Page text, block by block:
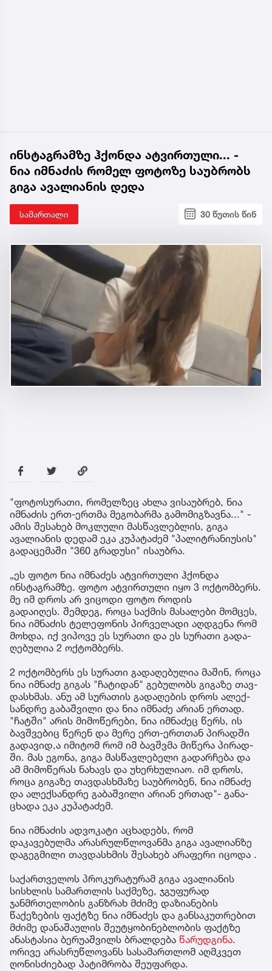
ინსტაგრამზე ჰქონდა ატვირთული... -
ნია იმნაძის რომელ ფოტოზე საუბრობს
გიგა ავალიანის დედა
სამართალი 30 წუთის წინ
"ფოტოსურათი, რომელზეც ახლა ვისაუბრებ, ნია
იმნაძის ერთ-ერთმა მეგობარმა გამომიგზავნა..." -
ამის შესახებ მოკლული მასწავლებლის, გიგა
ავალიანის დედამ ეკა კუპატაძემ "პალიტრანიუსის"
გადაცემაში "360 გრადუსი" ისაუბრა.
„ეს ფოტო ნია იმნაძეს ატვირთული ჰქონდა
ინსტაგრამზე. ფოტო ატვირთული იყო 3 ოქტომბერს.
მე იმ დროს არ ვიცოდი ფოტო როდის
გადაიღეს. შემ­დეგ, როცა საქ­მის მა­სა­ლე­ბი მომ­ცეს,
ნია იმ­ნა­ძის ტე­ლე­ფო­ნის პირ­ვე­ლა­დი აღ­დგე­ნა რომ
მოხ­და, იქ ვი­პო­ვე ეს სუ­რა­თი და ეს სუ­რა­თი გა­და­
ღე­ბუ­ლია 2 ოქ­ტომ­ბერს.
2 ოქ­ტომ­ბერს ეს სუ­რა­თი გა­და­ღე­ბუ­ლია მა­შინ, როცა
ნია იმ­ნა­ძე გი­გას "ჩა­ტი­დან" გე­ბუ­ლობს გი­გა­ზე თავ­
დას­ხმას. ანუ ამ სუ­რა­თის გა­და­ღე­ბის დროს ალექ­
სან­დრე გა­ბაშ­ვი­ლი და ნია იმ­ნა­ძე არი­ან ერ­თად.
"ჩატ­ში" არის მი­მო­წე­რე­ბი, ნია იმ­ნა­ძეც წერს, ის
ბავ­შვე­ბიც წე­რენ და მერე ერთ-ერ­თთან პი­რად­ში
გა­და­ვი­დ,ა იმი­ტომ რომ იმ ბავ­შვმა მი­წე­რა პი­რად­
ში. მას ეგო­ნა, გიგა მას­წავ­ლე­ბე­ლი გა­დარ­ჩე­ბა და
ამ მი­მო­წე­რას ნა­ხავს და უხერ­ხუ­ლი­აო. იმ დროს,
როცა გი­გა­ზე თავ­დას­ხმა­ზე სა­უბ­რო­ბენ, ნია იმ­ნა­ძე
და ალექ­სან­დრე გა­ბაშ­ვი­ლი არი­ან ერ­თად"- გა­ნა­
ცხა­და ეკა კუ­პა­ტა­ძემ.
ნია იმნაძის ადვოკატი აცხადებს, რომ
დაკავებულმა არასრულწლოვანმა გიგა ავალიანზე
დაგეგმილი თავდასხმის შესახებ არაფერი იცოდა .
საქართველოს პროკურატურამ გიგა ავალიანის
სისხლის სამართლის საქმეზე, ჯგუფურად
ჯანმრთელობის განზრახ მძიმე დაზიანების
წაქეზების ფაქტზე ნია იმნაძეს და განსაკუთრებით
მძიმე დანაშაულის შეუტყობინებლობის ფაქტზე
ანასტასია ბერუაშვილს ბრალდება წარუდგინა.
ორივე არასრუწლოვანს სასამართლომ აღმკვეთ
ღონისძიებად პატიმრობა შეუფარდა.